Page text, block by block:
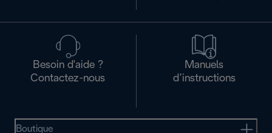
Besoin d'aide ?
Contactez-nous
Manuels
d’instructions
Boutique